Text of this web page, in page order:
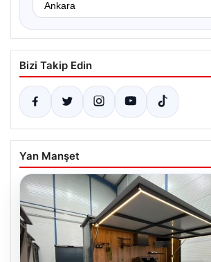
Bizi Takip Edin
Yan Manşet